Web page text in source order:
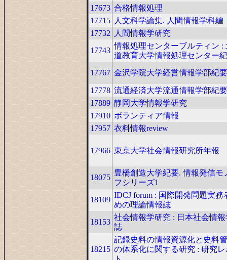
17673 合格情報処理
17715 人文科学論集. 人間情報学科編
17732
人間情報学研究
17743
情報処理センターブルティン :
道教育大学情報処理センター
17767 金沢学院大学経営情報学部紀要
17778 流通経済大学流通情報学部紀要
17889 静岡大学情報学研究
17910 ボランティア情報
17957 衣料情報review
17966 東京大学社会情報研究所年報
18075
豊橋創造大学紀要. 情報発信モ
フシリーズ1
18109
IDCJ forum : 国際開発問題実務
めの理論情報誌
18153
社会情報学研究 : 日本社会情
誌
18215
記録史料の情報資源化と史料
の体系化に関する研究 : 研究